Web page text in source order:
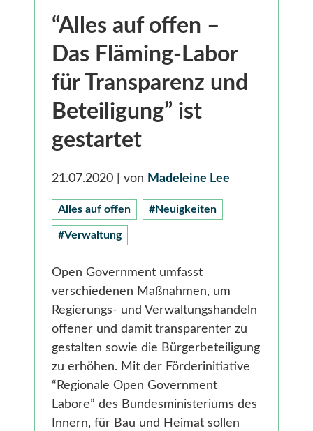
Klimaschutz & Nachhaltigkeit
Nahversorgung
Smarte Ländliche Regionen
Newsletter
Presse
“Alles auf offen –
Das Fläming-Labor
für Transparenz und
Beteiligung” ist
gestartet
21.07.2020 | von Madeleine Lee
Alles auf offen #Neuigkeiten
#Verwaltung
Open Government umfasst
verschiedenen Maßnahmen, um
Regierungs- und Verwaltungshandeln
offener und damit transparenter zu
gestalten sowie die Bürgerbeteiligung
zu erhöhen. Mit der Förderinitiative
“Regionale Open Government
Labore” des Bundesministeriums des
Innern, für Bau und Heimat sollen